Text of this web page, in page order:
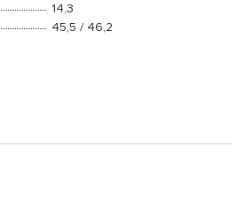
14,3
45,5 / 46,2